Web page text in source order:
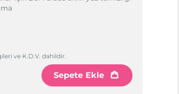
ve K.D.V. dahildir.
Sepete Ekle